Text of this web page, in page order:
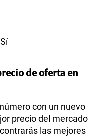
de oferta en
con un nuevo
precio del mercado
las mejores